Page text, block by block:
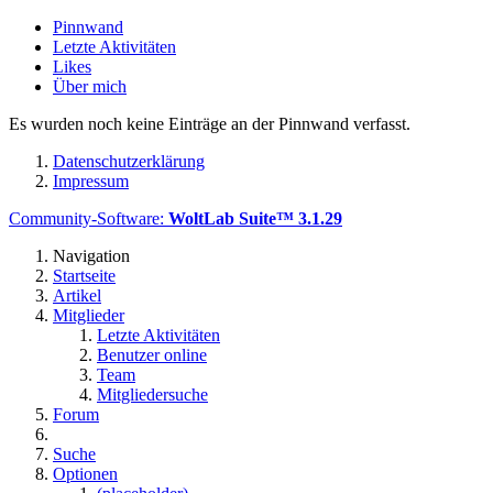
Pinnwand
Letzte Aktivitäten
Likes
Über mich
Es wurden noch keine Einträge an der Pinnwand verfasst.
Datenschutzerklärung
Impressum
Community-Software: WoltLab Suite™ 3.1.29
Navigation
Startseite
Artikel
Mitglieder
Letzte Aktivitäten
Benutzer online
Team
Mitgliedersuche
Forum
Suche
Optionen